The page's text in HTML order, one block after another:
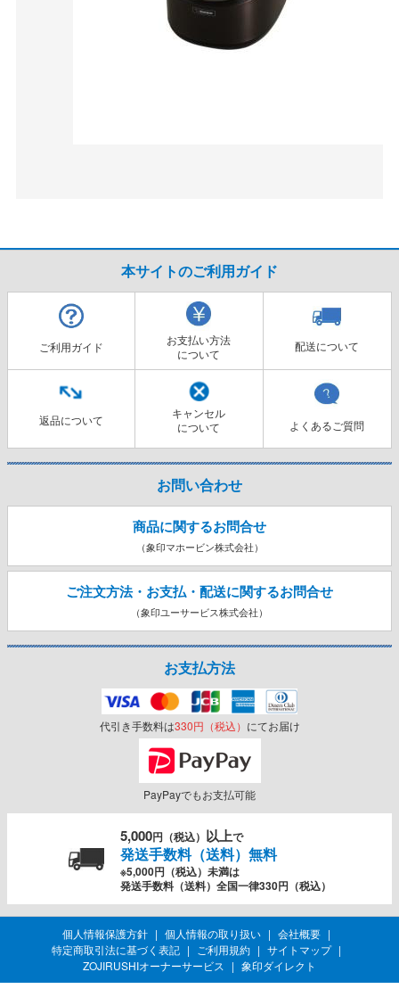
本サイトのご利用ガイド
ご利用ガイド
お支払い方法
について
配送について
返品について
キャンセル
について
よくあるご質問
お問い合わせ
商品に関するお問合せ
（象印マホービン株式会社）
ご注文方法・お支払・配送に関するお問合せ
（象印ユーサービス株式会社）
お支払方法
代引き手数料は330円（税込） にてお届け
PayPayでもお支払可能
5,000円（税込） 以上で
発送手数料（送料）無料
※5,000円（税込）未満は
発送手数料（送料）全国一律330円（税込）
個人情報保護方針 個人情報の取り扱い
会社概要
特定商取引法に基づく表記
ご利用規約
サイトマップ
ZOJIRUSHIオーナーサービス
象印ダイレクト